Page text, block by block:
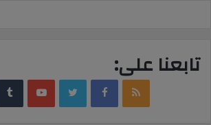
تابعنا على:
RSS
Facebook
Twitter
YouTube
‏Tumblr